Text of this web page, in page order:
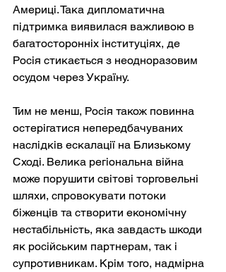
Америці. Така дипломатична
підтримка виявилася важливою в
багатосторонніх інституціях, де
Росія стикається з неодноразовим
осудом через Україну.
Тим не менш, Росія також повинна
остерігатися непередбачуваних
наслідків ескалації на Близькому
Сході. Велика регіональна війна
може порушити світові торговельні
шляхи, спровокувати потоки
біженців та створити економічну
нестабільність, яка завдасть шкоди
як російським партнерам, так і
супротивникам. Крім того, надмірна